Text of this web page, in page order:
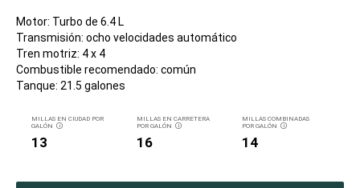
Motor: Turbo de 6.4 L
Transmisión: ocho velocidades automático
Tren motriz: 4 x 4
Combustible recomendado: común
Tanque: 21.5 galones
MILLAS EN CIUDAD POR
GALÓN
DISCLOSURE
13
MILLAS EN CARRETERA
POR GALÓN
DISCLOSURE
16
MILLAS COMBINADAS
POR GALÓN
DISCLOSURE
14